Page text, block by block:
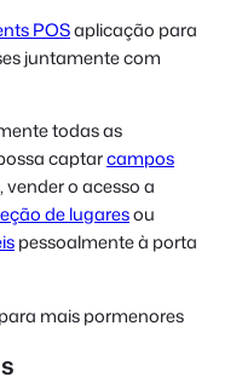
POSaplicação para
juntamente com
todas as
captarcampos
, vender o acesso a
de lugaresou
pessoalmente à porta
mais pormenores